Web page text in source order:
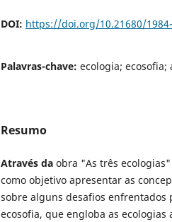
DOI: https://doi.org/10.21680/
Palavras-chave: ecologia;
Resumo
Através da obra "As três
como objetivo apresentar as
sobre alguns desafios enfrentados
ecosofia, que engloba as